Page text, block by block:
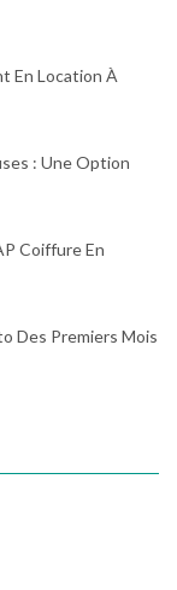
En Location À
: Une Option
Coiffure En
Des Premiers Mois